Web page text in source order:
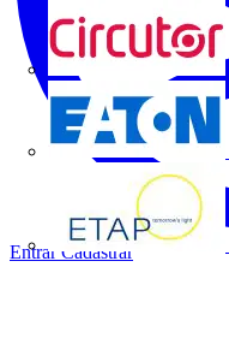
Entrar Cadastrar